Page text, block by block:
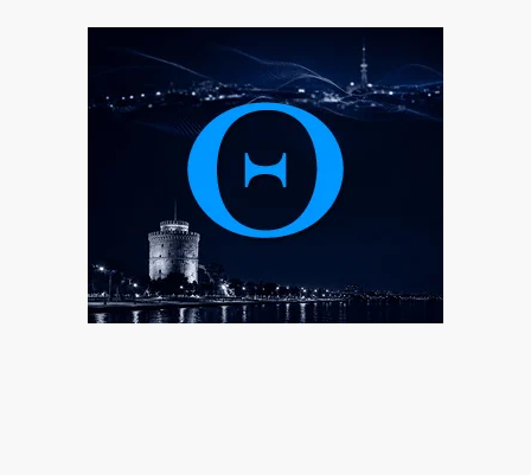
Ο Ορτέγκα αποχαιρέτησε τον Ολυμπιακό και
υπογράφει στη Ρίβερ Πλέιτ
ΟΛΘ: Νέα επένδυση σε σύγχρονο εξοπλισμό – 8 νέα
Straddle Carriers στο λιμάνι
6|08|2026 | 22:50
Όλα για όλα για την ανατροπή ο ΠΑΟΚ